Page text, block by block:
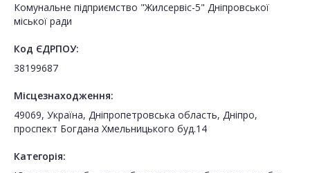
Комунальне підприємство "Жилсервіс-5" Дніпровської
міської ради
Код ЄДРПОУ:
38199687
Місцезнаходження:
49069, Україна, Дніпропетровська область, Дніпро,
проспект Богдана Хмельницького буд.14
Категорія: